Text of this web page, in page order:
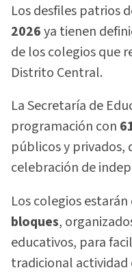
Los desfiles patrios
2026ya tienen
de los colegios que
Distrito Central.
La Secretaría de
programación con
públicos y
celebración de
Los colegios
bloques,
educativos, para
tradicional actividad